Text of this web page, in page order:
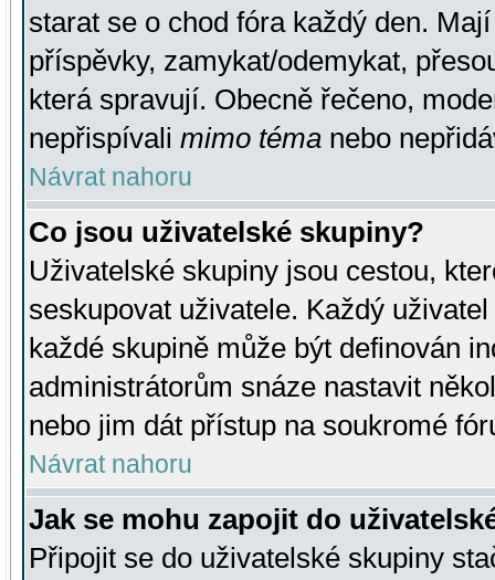
starat se o chod fóra každý den.
příspěvky, zamykat/odemykat,
která spravují. Obecně řečeno,
nepřispívali mimo téma nebo
Návrat nahoru
Co jsou uživatelské skupiny?
Uživatelské skupiny jsou cestou,
seskupovat uživatele. Každý
každé skupině může být definován
administrátorům snáze nastavit
nebo jim dát přístup na soukromé
Návrat nahoru
Jak se mohu zapojit do
Připojit se do uživatelské skupiny